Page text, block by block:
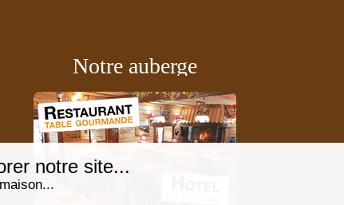
notre site...
Notre auberge